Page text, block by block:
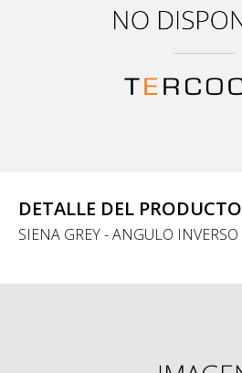
DETALLE DEL PRODUCTO
SIENA GREY - ANGULO INVERSO